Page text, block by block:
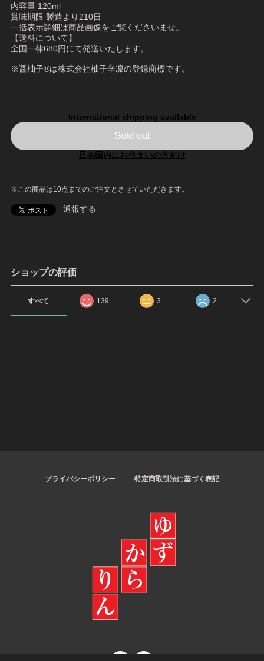
内容量 120ml
賞味期限 製造より210日
一括表示詳細は商品画像をご覧くださいませ。
【送料について】
全国一律680円にて発送いたします。
※醤柚子®は株式会社柚子辛凛の登録商標です。
International shipping available
Sold out
日本国内にお住まいの方向け
※この商品は10点までのご注文とさせていただきます。
通報する
ショップの評価
すべて 139 3 2
プライバシーポリシー 特定商取引法に基づく表記